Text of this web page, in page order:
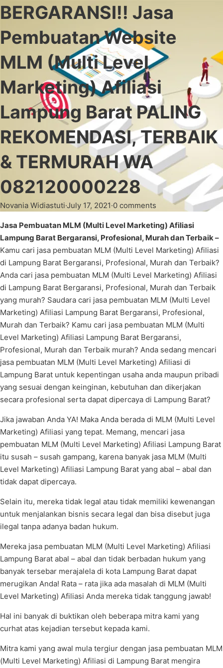
BERGARANSI!! Jasa
Pembuatan Website
MLM (Multi Level
Marketing) Afiliasi
Lampung Barat PALING
REKOMENDASI, TERBAIK
& TERMURAH WA
082120000228
Novania Widiastuti·July 17, 2021·0 comments
Jasa Pembuatan MLM (Multi Level Marketing) Afiliasi
Lampung Barat Bergaransi, Profesional, Murah dan Terbaik –
Kamu cari jasa pembuatan MLM (Multi Level Marketing) Afiliasi
di Lampung Barat Bergaransi, Profesional, Murah dan Terbaik?
Anda cari jasa pembuatan MLM (Multi Level Marketing) Afiliasi
di Lampung Barat Bergaransi, Profesional, Murah dan Terbaik
yang murah? Saudara cari jasa pembuatan MLM (Multi Level
Marketing) Afiliasi Lampung Barat Bergaransi, Profesional,
Murah dan Terbaik? Kamu cari jasa pembuatan MLM (Multi
Level Marketing) Afiliasi Lampung Barat Bergaransi,
Profesional, Murah dan Terbaik murah? Anda sedang mencari
jasa pembuatan MLM (Multi Level Marketing) Afiliasi di
Lampung Barat untuk kepentingan usaha anda maupun pribadi
yang sesuai dengan keinginan, kebutuhan dan dikerjakan
secara profesional serta dapat dipercaya di Lampung Barat?
Jika jawaban Anda YA! Maka Anda berada di MLM (Multi Level
Marketing) Afiliasi yang tepat. Memang, mencari jasa
pembuatan MLM (Multi Level Marketing) Afiliasi Lampung Barat
itu susah – susah gampang, karena banyak jasa MLM (Multi
Level Marketing) Afiliasi Lampung Barat yang abal – abal dan
tidak dapat dipercaya.
Selain itu, mereka tidak legal atau tidak memiliki kewenangan
untuk menjalankan bisnis secara legal dan bisa disebut juga
ilegal tanpa adanya badan hukum.
Mereka jasa pembuatan MLM (Multi Level Marketing) Afiliasi
Lampung Barat abal – abal dan tidak berbadan hukum yang
banyak tersebar merajalela di kota Lampung Barat dapat
merugikan Anda! Rata – rata jika ada masalah di MLM (Multi
Level Marketing) Afiliasi Anda mereka tidak tanggung jawab!
Hal ini banyak di buktikan oleh beberapa mitra kami yang
curhat atas kejadian tersebut kepada kami.
Mitra kami yang awal mula tergiur dengan jasa pembuatan MLM
(Multi Level Marketing) Afiliasi di Lampung Barat mengira